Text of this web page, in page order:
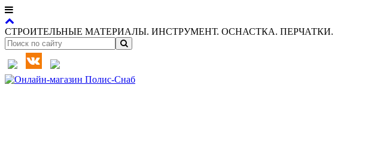
СТРОИТЕЛЬНЫЕ МАТЕРИАЛЫ. ИНСТРУМЕНТ. ОСНАСТКА. ПЕРЧАТКИ.